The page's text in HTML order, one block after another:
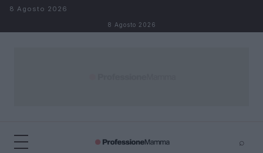
Salta al contenuto
8 Agosto 2026
8 Agosto 2026
⌕